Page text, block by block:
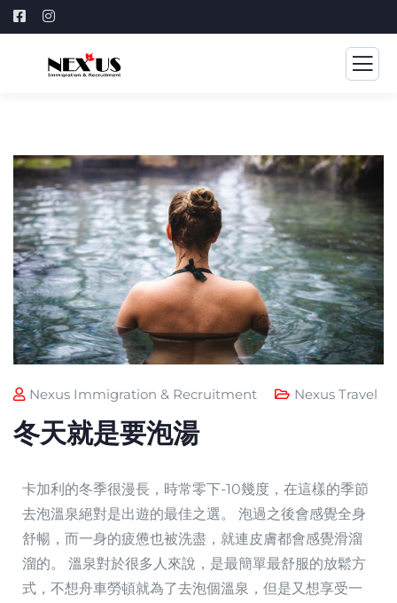
Nexus Immigration & Recruitment Nexus Travel
冬天就是要泡湯
卡加利的冬季很漫長，時常零下-10幾度，在這樣的季節
去泡溫泉絕對是出遊的最佳之選。 泡過之後會感覺全身
舒暢，而一身的疲憊也被洗盡，就連皮膚都會感覺滑溜
溜的。 溫泉對於很多人來說，是最簡單最舒服的放鬆方
式，不想舟車勞頓就為了去泡個溫泉，但是又想享受一